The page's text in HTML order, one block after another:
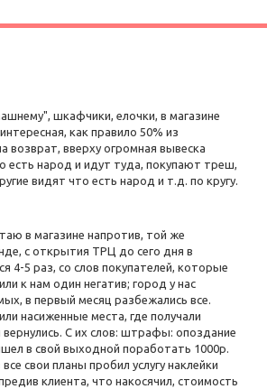
шкафчики, елочки, в магазине
как правило 50% из
возврат, вверху огромная вывеска
народ и идут туда, покупают треш,
видят что есть народ и т.д. по кругу.
в магазине напротив, той же
с открытия ТРЦ до сего дня в
4-5 раз, со слов покупателей, которые
к нам один негатив; город у нас
в первый месяц разбежались все.
насиженные места, где получали
С их слов: штрафы: опоздание
в свой выходной поработать 1000р.
свои планы пробил услугу наклейки
клиента, что накосячил, стоимость